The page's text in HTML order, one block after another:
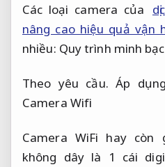
Các loại camera của
nâng cao hiệu quả vận
nhiều: Quy trình minh
Theo yêu cầu. Áp
Camera Wifi
Camera WiFi hay còn
không dây là 1 cái